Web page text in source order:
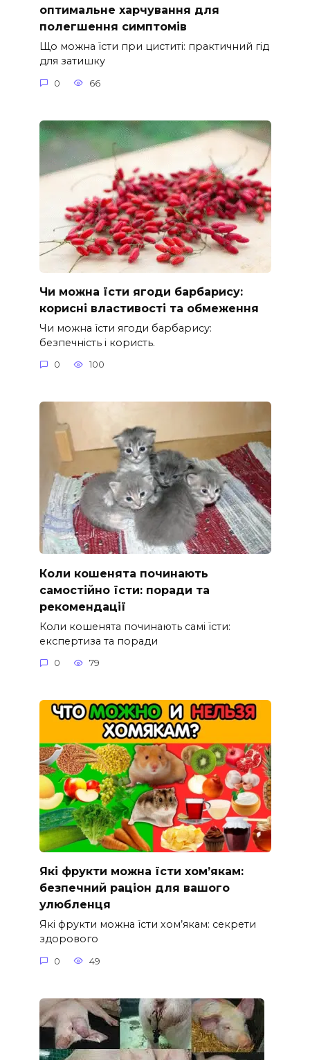
оптимальне харчування для
полегшення симптомів
Що можна їсти при циститі: практичний гід
для затишку
0 66
Чи можна їсти ягоди барбарису:
корисні властивості та обмеження
Чи можна їсти ягоди барбарису:
безпечність і користь.
0 100
Коли кошенята починають
самостійно їсти: поради та
рекомендації
Коли кошенята починають самі їсти:
експертиза та поради
0 79
Які фрукти можна їсти хом’якам:
безпечний раціон для вашого
улюбленця
Які фрукти можна їсти хом’якам: секрети
здорового
0 49